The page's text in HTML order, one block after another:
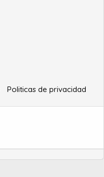
Politicas de privacidad